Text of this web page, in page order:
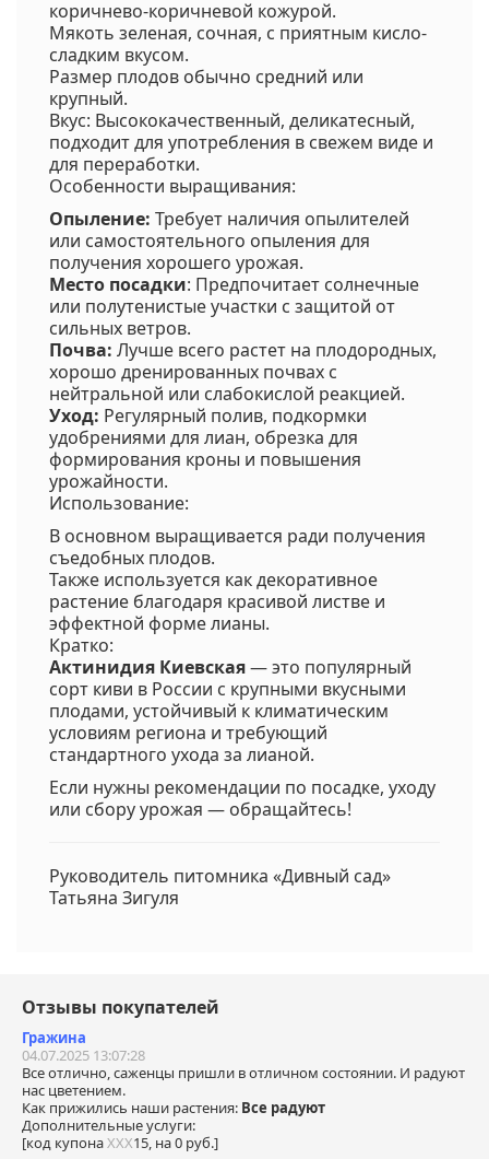
коричнево-коричневой кожурой.
Мякоть зеленая, сочная, с приятным кисло-
сладким вкусом.
Размер плодов обычно средний или
крупный.
Вкус: Высококачественный, деликатесный,
подходит для употребления в свежем виде и
для переработки.
Особенности выращивания:
Опыление: Требует наличия опылителей
или самостоятельного опыления для
получения хорошего урожая.
Место посадки: Предпочитает солнечные
или полутенистые участки с защитой от
сильных ветров.
Почва: Лучше всего растет на плодородных,
хорошо дренированных почвах с
нейтральной или слабокислой реакцией.
Уход: Регулярный полив, подкормки
удобрениями для лиан, обрезка для
формирования кроны и повышения
урожайности.
Использование:
В основном выращивается ради получения
съедобных плодов.
Также используется как декоративное
растение благодаря красивой листве и
эффектной форме лианы.
Кратко:
Актинидия Киевская— это популярный
сорт киви в России с крупными вкусными
плодами, устойчивый к климатическим
условиям региона и требующий
стандартного ухода за лианой.
Если нужны рекомендации по посадке, уходу
или сбору урожая — обращайтесь!
Руководитель питомника «Дивный сад»
Татьяна Зигуля
Отзывы покупателей
Гражина
04.07.2025 13:07:28
Все отлично, саженцы пришли в отличном состоянии. И радуют
нас цветением.
Как прижились наши растения: Все радуют
Дополнительные услуги:
[код купонаХХХ15, на 0 руб.]